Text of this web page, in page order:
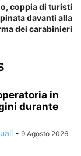
coppia di turisti
davanti alla
dei carabinieri
in
durante
- 9 Agosto 2026